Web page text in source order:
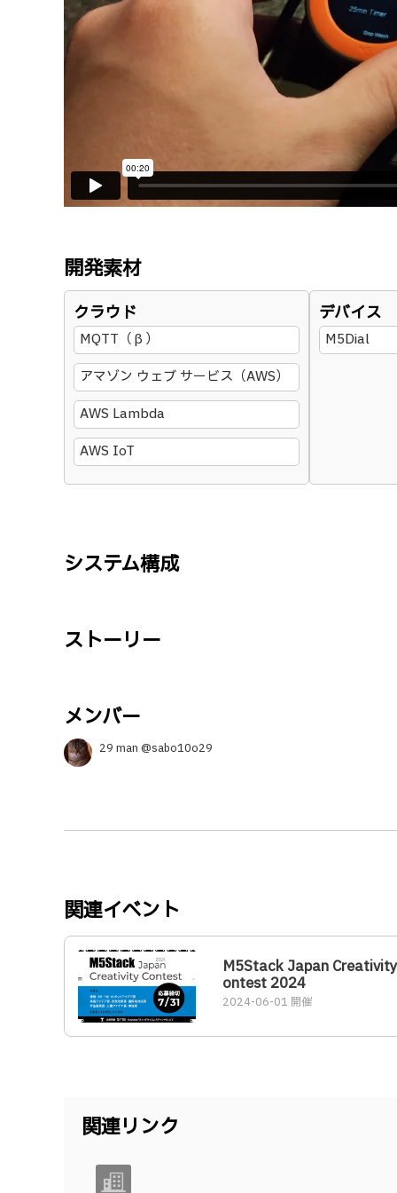
開発素材
クラウド
MQTT（β）
アマゾン ウェブ サービス（AWS）
AWS Lambda
AWS IoT
デバイス
M5Dial
システム構成
ストーリー
メンバー
29 man @sabo10o29
関連イベント
M5Stack Japan
ontest 2024
2024-06-01 開催
関連リンク